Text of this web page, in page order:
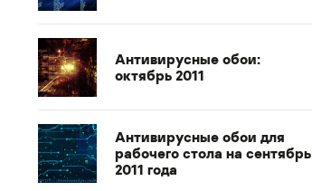
Антивирусные обои:
октябрь 2011
Антивирусные обои для
рабочего стола на сентябрь
2011 года